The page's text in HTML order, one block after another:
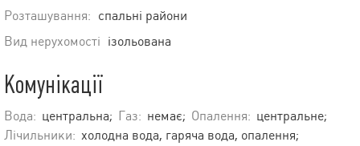
Розташування: спальні райони
Вид нерухомості ізольована
Комунікації
Вода: центральна; Газ: немає; Опалення: центральне;
Лічильники: холодна вода, гаряча вода, опалення;